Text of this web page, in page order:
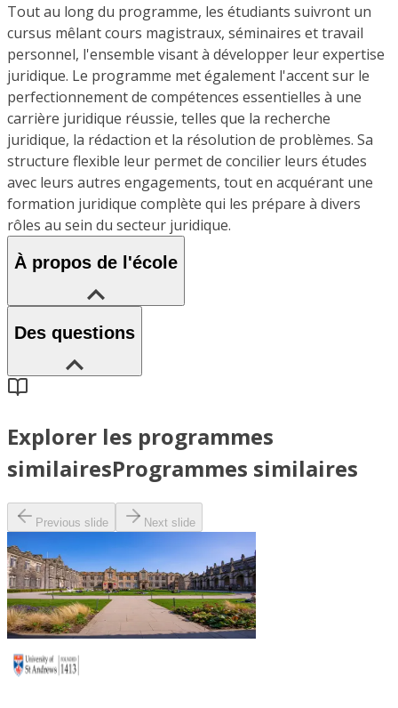
Tout au long du programme, les étudiants suivront un
cursus mêlant cours magistraux, séminaires et travail
personnel, l'ensemble visant à développer leur expertise
juridique. Le programme met également l'accent sur le
perfectionnement de compétences essentielles à une
carrière juridique réussie, telles que la recherche
juridique, la rédaction et la résolution de problèmes. Sa
structure flexible leur permet de concilier leurs études
avec leurs autres engagements, tout en acquérant une
formation juridique complète qui les prépare à divers
rôles au sein du secteur juridique.
À propos de l'école
Des questions
Explorer les programmes
similairesProgrammes similaires
Previous slide Next slide